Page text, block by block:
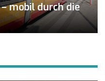
mobil durch die